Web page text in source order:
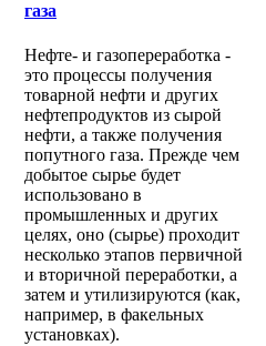
газа
Нефте- и газопереработка -
это процессы получения
товарной нефти и других
нефтепродуктов из сырой
нефти, а также получения
попутного газа. Прежде чем
добытое сырье будет
использовано в
промышленных и других
целях, оно (сырье) проходит
несколько этапов первичной
и вторичной переработки, а
затем и утилизируются (как,
например, в факельных
установках).